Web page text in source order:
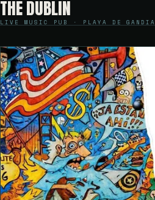
THE DUBLIN
LIVE MUSIC PUB · PLAYA DE GANDIA